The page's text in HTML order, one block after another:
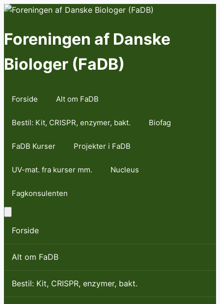
Skip
content
Foreningen af Danske
Biologer (FaDB)
Forside Alt om FaDB
Bestil: Kit, CRISPR, enzymer, bakt. Biofag
FaDB Kurser Projekter i FaDB
UV-mat. fra kurser mm. Nucleus
Fagkonsulenten
Forside
Alt om FaDB
Bestil: Kit, CRISPR, enzymer, bakt.